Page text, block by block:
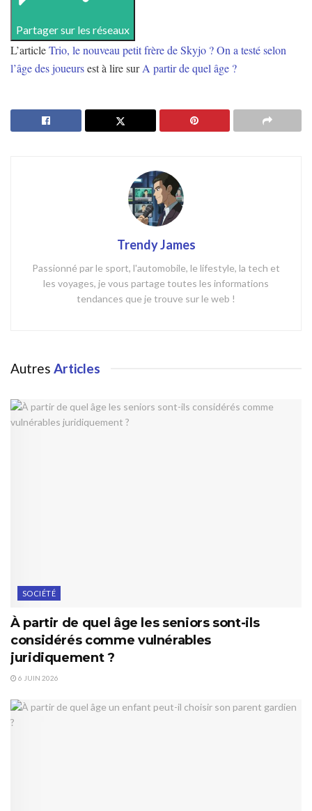
Partager sur les réseaux
L’articleTrio, le nouveau petit frère de Skyjo ? On a testé selon
l’âge des joueursest à lire surA partir de quel âge ?
Trendy James
Passionné par le sport, l'automobile, le lifestyle, la tech et
les voyages, je vous partage toutes les informations
tendances que je trouve sur le web !
Autres Articles
SOCIÉTÉ
À partir de quel âge les seniors sont-ils
considérés comme vulnérables
juridiquement ?
6 JUIN 2026